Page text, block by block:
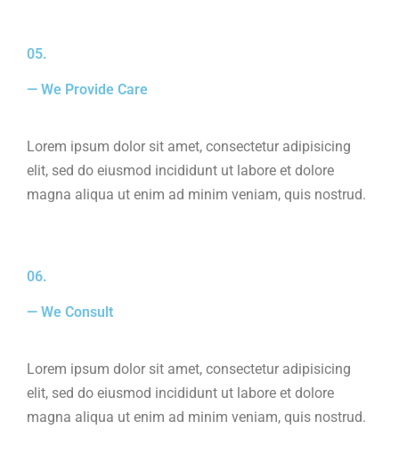
05.
— We Provide Care
Lorem ipsum dolor sit amet, consectetur adipisicing
elit, sed do eiusmod incididunt ut labore et dolore
magna aliqua ut enim ad minim veniam, quis nostrud.
06.
— We Consult
Lorem ipsum dolor sit amet, consectetur adipisicing
elit, sed do eiusmod incididunt ut labore et dolore
magna aliqua ut enim ad minim veniam, quis nostrud.